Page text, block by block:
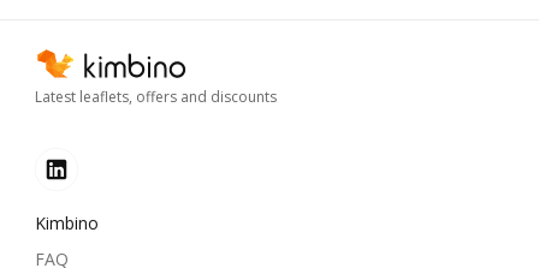
Latest leaflets, offers and discounts
Kimbino
FAQ